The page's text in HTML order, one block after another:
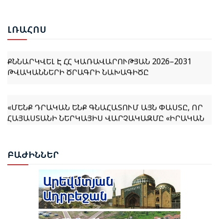
ԼՌԱՀՈՍ
ԹՎԱԿԱՆՆԵՐԻ ԾՐԱԳՐԻ ՆԱԽԱԳԻԾԸ
ՀԱՅԱՍՏԱՆԻ ՆԵՐԿԱՅԻՍ ՎԱՐՉԱԿԱԶՄԸ «ԻՐԱԿԱՆ
ՀԱՅԱՍՏԱՆԻ» ՀԱՅԵՑԱԿԱՐԳԸ ԸՆԴՈՒՆԵԼ Է ՈՐՊԵՍ
ՌՈՒԲԵՆ ՌՈՒԲԻՆՅԱՆԸ ԸՆՏՐՎԵՑ ԱԺ ՆԱԽԱԳԱՀ
ՆԱԽԱԳԱՀ ՎԱՀԱԳՆ ԽԱՉԱՏՈՒՐՅԱՆԸ ՍՏՈՐԱԳՐԵՑ
ՆԻԿՈԼ ՓԱՇԻՆՅԱՆԻՆ ՎԱՐՉԱՊԵՏ ՆՇԱՆԱԿԵԼՈՒ
ԲԱԺԻՆՆԵՐ